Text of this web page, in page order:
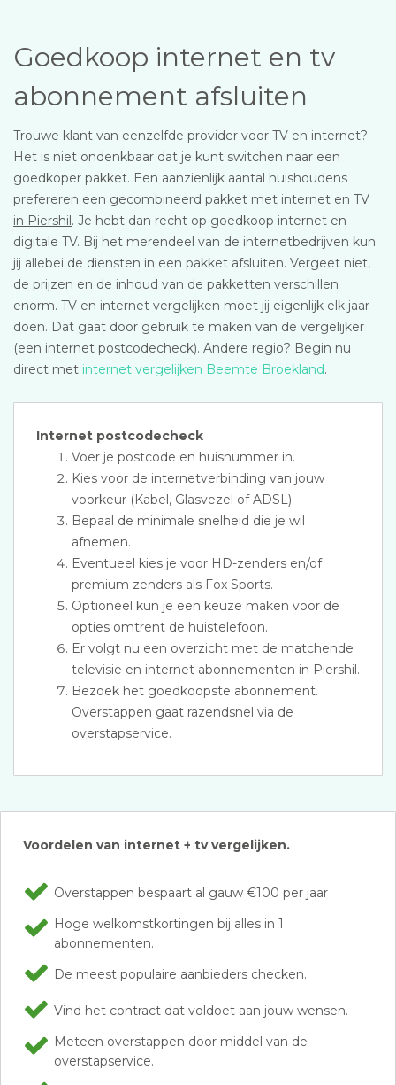
Goedkoop internet en tv
abonnement afsluiten
Trouwe klant van eenzelfde provider voor TV en internet?
Het is niet ondenkbaar dat je kunt switchen naar een
goedkoper pakket. Een aanzienlijk aantal huishoudens
prefereren een gecombineerd pakket met internet en TV
in Piershil. Je hebt dan recht op goedkoop internet en
digitale TV. Bij het merendeel van de internetbedrijven kun
jij allebei de diensten in een pakket afsluiten. Vergeet niet,
de prijzen en de inhoud van de pakketten verschillen
enorm. TV en internet vergelijken moet jij eigenlijk elk jaar
doen. Dat gaat door gebruik te maken van de vergelijker
(een internet postcodecheck). Andere regio? Begin nu
direct met internet vergelijken Beemte Broekland.
Internet postcodecheck
Voer je postcode en huisnummer in.
Kies voor de internetverbinding van jouw
voorkeur (Kabel, Glasvezel of ADSL).
Bepaal de minimale snelheid die je wil
afnemen.
Eventueel kies je voor HD-zenders en/of
premium zenders als Fox Sports.
Optioneel kun je een keuze maken voor de
opties omtrent de huistelefoon.
Er volgt nu een overzicht met de matchende
televisie en internet abonnementen in Piershil.
Bezoek het goedkoopste abonnement.
Overstappen gaat razendsnel via de
overstapservice.
Voordelen van internet + tv vergelijken.
Overstappen bespaart al gauw €100 per jaar
Hoge welkomstkortingen bij alles in 1
abonnementen.
De meest populaire aanbieders checken.
Vind het contract dat voldoet aan jouw wensen.
Meteen overstappen door middel van de
overstapservice.